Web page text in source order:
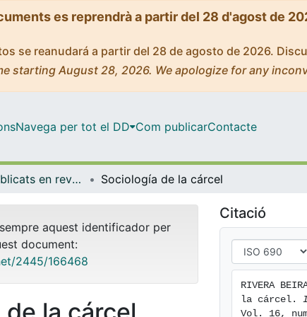
es reprendrà a partir del 28 d'agost de
se reanudará a partir del 28 de agosto de 2026.
starting August 28, 2026. We apologize for any
Navega per tot el DD Com publicarContacte
Articles publicats en revistes (Dret Penal i Criminologia, i Dret Internacional Públic i Relacions Internacional) Sociología de la cárcel
aquest identificador per
document:
2445/166468
Citació
RIVERA
la cárcel.
Vol. 16,